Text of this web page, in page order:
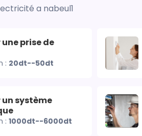
a nabeul1
prise de
: 20dt--50dt
système
: 1000dt--6000dt